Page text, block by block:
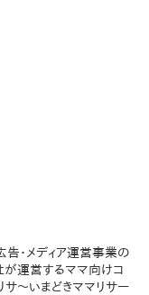
告・メディア運営事業の
が運営するママ向けコ
サ～いまどきママリサー